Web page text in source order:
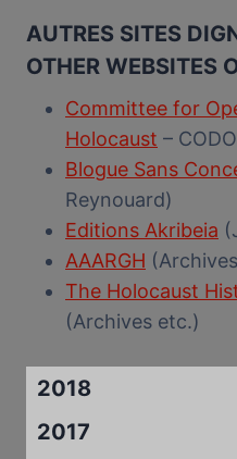
AUTRES SITES
OTHER WEBSITES
Committee for
Holocaust –
Blogue Sans
Reynouard)
Editions Akribeia
AAARGH
The Holocaust
(Archives etc.)
2018
2017